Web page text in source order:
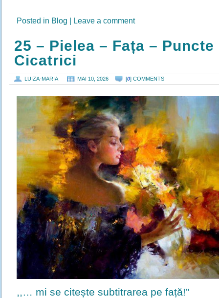
Posted in Blog | Leave a comment
25 – Pielea – Fața – Puncte
Cicatrici
LUIZA-MARIA MAI 10, 2026 [0] COMMENTS
,,… mi se citește subtitrarea pe față!”